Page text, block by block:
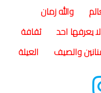
والله زمان
يعرفها احد
ثقافة
والصيف العيلة